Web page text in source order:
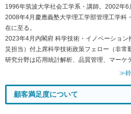
1996年筑波大学社会工学系・講師。2002年6
2008年4月慶應義塾大学理工学部管理工学科
在に至る。
2023年4月内閣府 科学技術・イノベーショ
災担当）付上席科学技術政策フェロー（非常
研究分野は応用統計解析、品質管理、マーケ
≫鈴
顧客満足度について